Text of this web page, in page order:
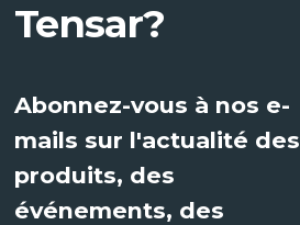
Tensar?
Abonnez-vous à nos e-
mails sur l'actualité des
produits, des
événements, des